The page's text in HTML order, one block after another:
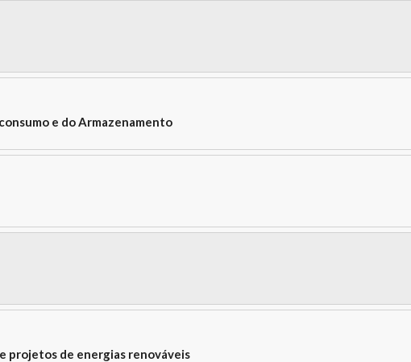
Técnico)
of Regulation)
e do Armazenamento
The Navigator Company)
Bondalti)
Digital Power Portugal)
e Inteligência de Mercado, APREN)
e Inteligência de Mercado, APREN)
projetos de energias renováveis